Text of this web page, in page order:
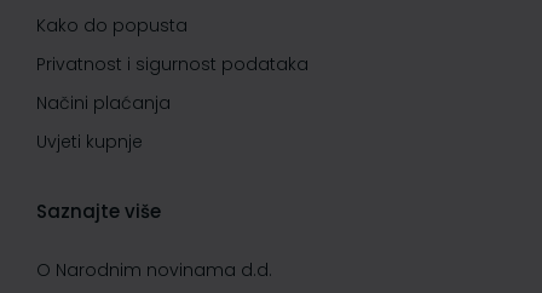
Kako do popusta
Privatnost i sigurnost podataka
Načini plaćanja
Uvjeti kupnje
Saznajte više
O Narodnim novinama d.d.